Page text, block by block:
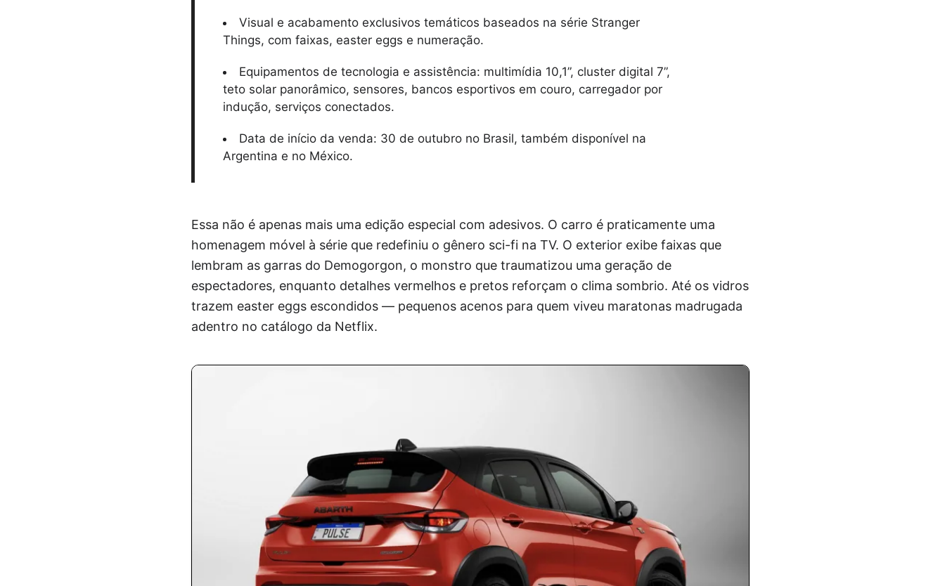
Visual e acabamento exclusivos temáticos baseados na série Stranger
Things, com faixas, easter eggs e numeração.
Equipamentos de tecnologia e assistência: multimídia 10,1”, cluster digital 7”,
teto solar panorâmico, sensores, bancos esportivos em couro, carregador por
indução, serviços conectados.
Data de início da venda: 30 de outubro no Brasil, também disponível na
Argentina e no México.
Essa não é apenas mais uma edição especial com adesivos. O carro é praticamente uma
homenagem móvel à série que redefiniu o gênero sci-fi na TV. O exterior exibe faixas que
lembram as garras do Demogorgon, o monstro que traumatizou uma geração de
espectadores, enquanto detalhes vermelhos e pretos reforçam o clima sombrio. Até os vidros
trazem easter eggs escondidos — pequenos acenos para quem viveu maratonas madrugada
adentro no catálogo da Netflix.